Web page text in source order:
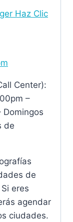
Haz Clic
Center):
–
de
de
eres
agendar
ciudades.